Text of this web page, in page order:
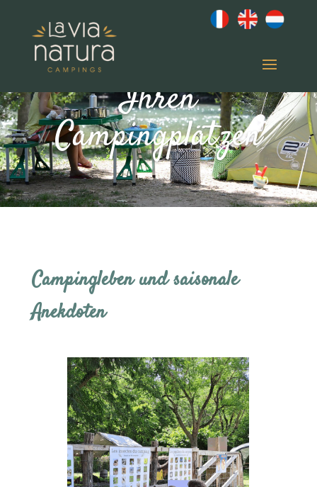
Das Leben auf
Ihren
Campingplätzen
Campingleben und saisonale
Anekdoten